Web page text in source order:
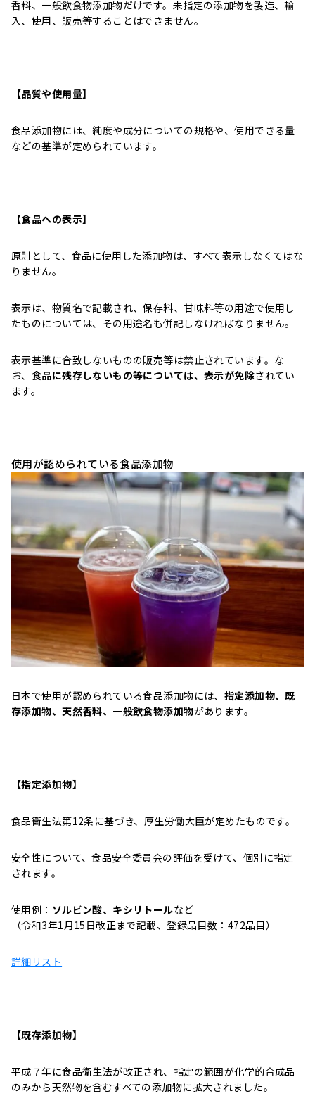
香料、一般飲食物添加物だけです。未指定の添加物を製造、輸
入、使用、販売等することはできません。
【品質や使用量】
食品添加物には、純度や成分についての規格や、使用できる量
などの基準が定められています。
【食品への表示】
原則として、食品に使用した添加物は、すべて表示しなくてはな
りません。
表示は、物質名で記載され、保存料、甘味料等の用途で使用し
たものについては、その用途名も併記しなければなりません。
表示基準に合致しないものの販売等は禁止されています。な
お、 食品に残存しないもの等については、表示が免除されてい
ます。
使用が認められている食品添加物
日本で使用が認められている食品添加物には、 指定添加物、既
存添加物、天然香料、一般飲食物添加物があります。
【指定添加物】
食品衛生法第12条に基づき、厚生労働大臣が定めたものです。
安全性について、食品安全委員会の評価を受けて、個別に指定
されます。
使用例： ソルビン酸、キシリトールなど
（令和3年1月15日改正まで記載、登録品目数：472品目）
詳細リスト
【既存添加物】
平成７年に食品衛生法が改正され、指定の範囲が化学的合成品
のみから天然物を含むすべての添加物に拡大されました。